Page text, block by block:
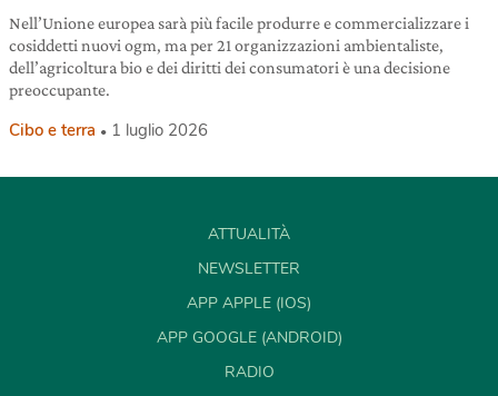
Nell’Unione europea sarà più facile produrre e commercializzare i
cosiddetti nuovi ogm, ma per 21 organizzazioni ambientaliste,
dell’agricoltura bio e dei diritti dei consumatori è una decisione
preoccupante.
Cibo e terra 1 luglio 2026
ATTUALITÀ
NEWSLETTER
APP APPLE (IOS)
APP GOOGLE (ANDROID)
RADIO